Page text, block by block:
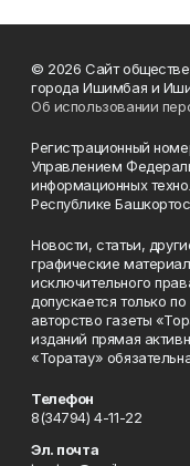
© 2026 Сайт
города Ишимбая и
Об использовании
Регистрационный
Управлением
информационных
Республике
Новости, статьи,
графические
исключительного
допускается только
авторство газеты
изданий прямая
«Торатау»
Телефон
8(34794) 4-11-22
Эл. почта